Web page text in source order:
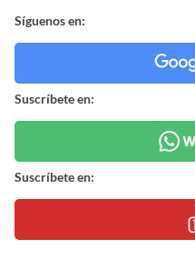
Síguenos en:
Suscríbete en:
Suscríbete en: